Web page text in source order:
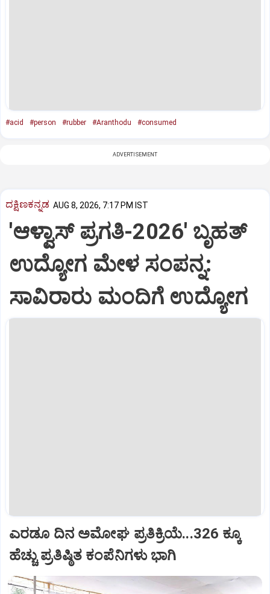
#acid #person #rubber #Aranthodu #consumed
ADVERTISEMENT
ದಕ್ಷಿಣಕನ್ನಡ AUG 8, 2026, 7:17 PM IST
'ಆಳ್ವಾಸ್‌ ಪ್ರಗತಿ-2026' ಬೃಹತ್
ಉದ್ಯೋಗ ಮೇಳ ಸಂಪನ್ನ:
ಸಾವಿರಾರು ಮಂದಿಗೆ ಉದ್ಯೋಗ
ಎರಡೂ ದಿನ ಅಮೋಘ ಪ್ರತಿಕ್ರಿಯೆ...326 ಕ್ಕೂ
ಹೆಚ್ಚು ಪ್ರತಿಷ್ಠಿತ ಕಂಪೆನಿಗಳು ಭಾಗಿ